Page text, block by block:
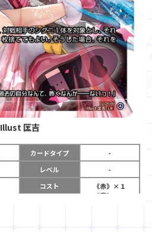
Illust 匡吉
カードタイプ
-
レベル
-
コスト
《赤》×１
《青》×１